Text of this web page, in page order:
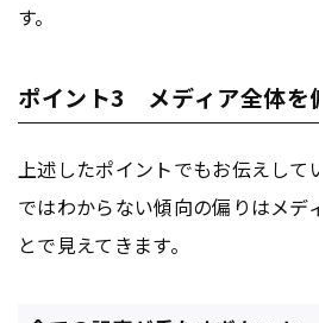
す。
ポイント3 メディア全体を
上述したポイントでもお伝えして
ではわからない傾向の偏りはメデ
とで見えてきます。